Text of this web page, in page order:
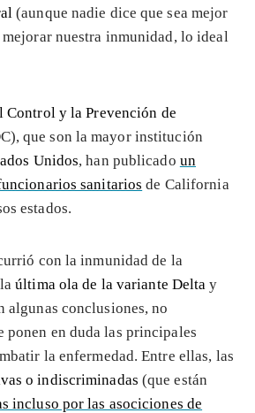
(aunque nadie dice que sea mejor
nuestra inmunidad, lo ideal
Control y la Prevención de
que son la mayor institución
Unidos, han publicado un
sanitarios de California
estados.
con la inmunidad de la
laúltima ola de la variante Delta y
algunas conclusiones, no
ponen en duda las principales
la enfermedad. Entre ellas, las
o indiscriminadas (que están
incluso por las asociciones de